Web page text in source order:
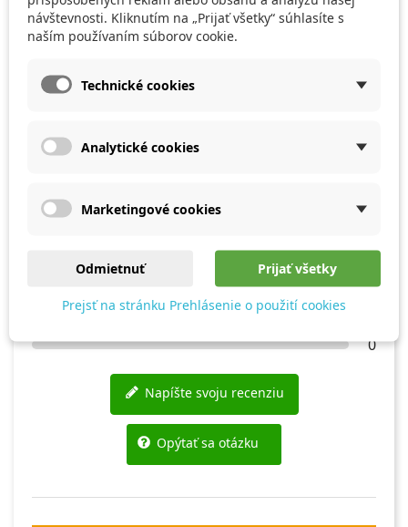
hodnotenie
5.0
★★★★☆
★★★☆☆
Dobré
★★☆☆☆
0
Napíšte svoju recenziu
Opýtať sa otázku
návštevnosti. Kliknutím na „Prijať všetky“ súhlasíte s
naším používaním súborov cookie.
Technické cookies
Analytické cookies
Marketingové cookies
Odmietnuť Prijať všetky
Prejsť na stránku Prehlásenie o použití cookies